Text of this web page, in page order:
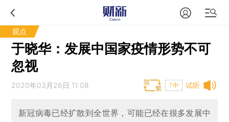
观点
于晓华：发展中国家疫情形势不可
忽视
试听
2020年03月26日 11:08 T中
新冠病毒已经扩散到全世界，可能已经在很多发展中